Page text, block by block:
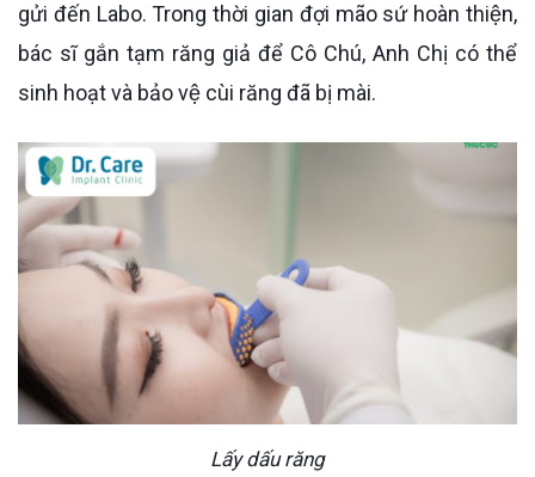
gửi đến Labo. Trong thời gian đợi mão sứ hoàn thiện,
bác sĩ gắn tạm răng giả để Cô Chú, Anh Chị có thể
sinh hoạt và bảo vệ cùi răng đã bị mài.
Lấy dấu răng